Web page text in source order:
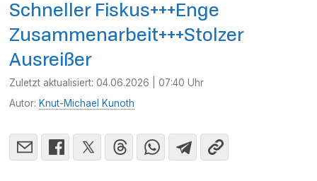
Schneller Fiskus+++Enge
Zusammenarbeit+++Stolzer
Ausreißer
Zuletzt aktualisiert:04.06.2026 | 07:40 Uhr
Autor: Knut-Michael Kunoth